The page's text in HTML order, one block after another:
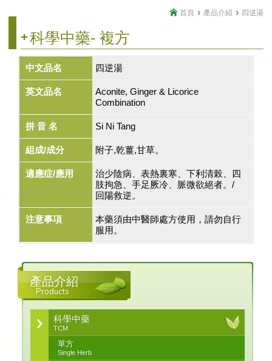
科學中藥- 複方
首頁 產品介紹 四逆湯
中文品名 四逆湯
英文品名
Aconite, Ginger & Licorice
Combination
拼 音 名 Si Ni Tang
組成/成分 附子,乾薑,甘草。
適應症/應用
治少陰病、表熱裏寒、下利清榖、四
肢拘急、手足厥冷、脈微欲絕者。/
回陽救逆。
注意事項
本藥須由中醫師處方使用，請勿自行
服用。
產品介紹
Products
科學中藥
TCM
單方
Single Herb